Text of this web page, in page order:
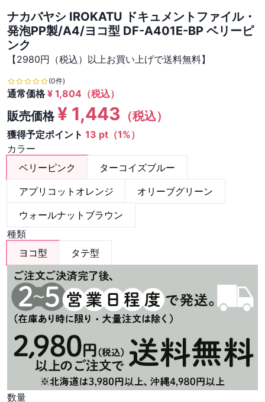
ナカバヤシ IROKATU ドキュメントファイル・
発泡PP製/A4/ヨコ型 DF-A401E-BP ベリーピ
ンク
【2980円（税込）以上お買い上げで送料無料】
(0件)
通常価格¥ 1,804 （税込）
販売価格¥ 1,443 （税込）
獲得予定ポイント 13 pt（1%）
カラー
ベリーピンク
ターコイズブルー
アプリコットオレンジ
オリーブグリーン
ウォールナットブラウン
種類
ヨコ型
タテ型
数量